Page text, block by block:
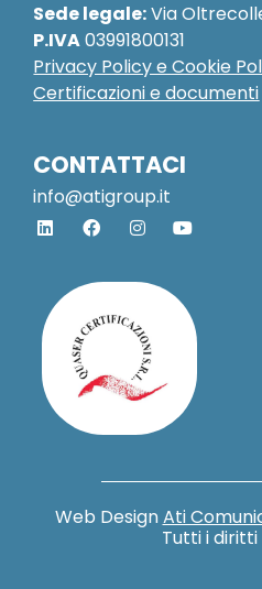
Sede legale:Via
P.IVA03991800131
Privacy Policy e Cookie
Certificazioni e documenti
CONTATTACI
info@atigroup.it
Web DesignAti
Tutti i